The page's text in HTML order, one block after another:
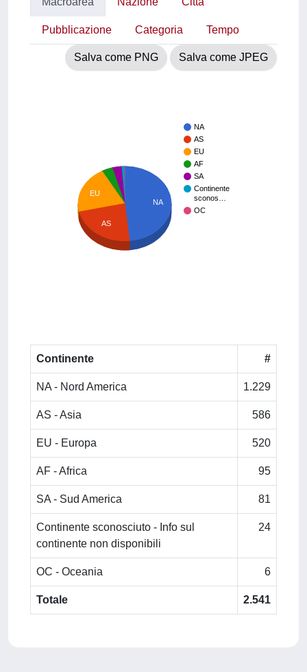
Pubblicazione Categoria Tempo
Salva come PNG Salva come JPEG
NA
AS
EU
AF
SA
Continente
sconos…
OC
NA
EU
AS
Continente #
NA - Nord America 1.229
AS - Asia 586
EU - Europa 520
AF - Africa 95
SA - Sud America 81
Continente sconosciuto - Info sul
continente non disponibili
24
OC - Oceania 6
Totale 2.541